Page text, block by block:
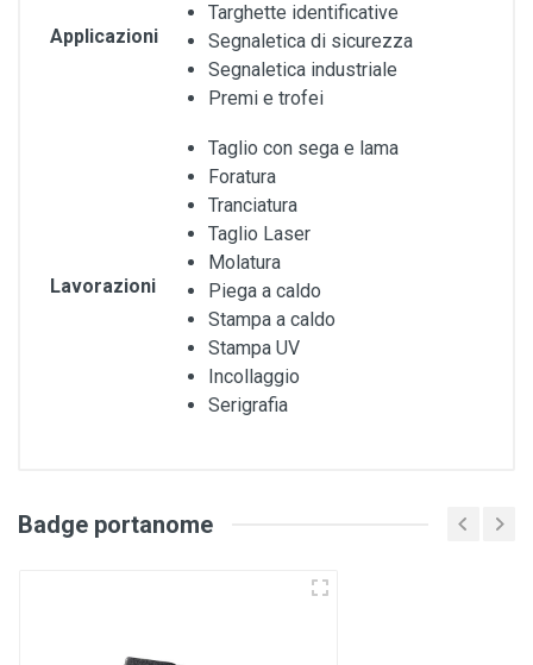
Applicazioni
Targhette identificative
Segnaletica di sicurezza
Segnaletica industriale
Premi e trofei
Lavorazioni
Taglio con sega e lama
Foratura
Tranciatura
Taglio Laser
Molatura
Piega a caldo
Stampa a caldo
Stampa UV
Incollaggio
Serigrafia
Badge portanome